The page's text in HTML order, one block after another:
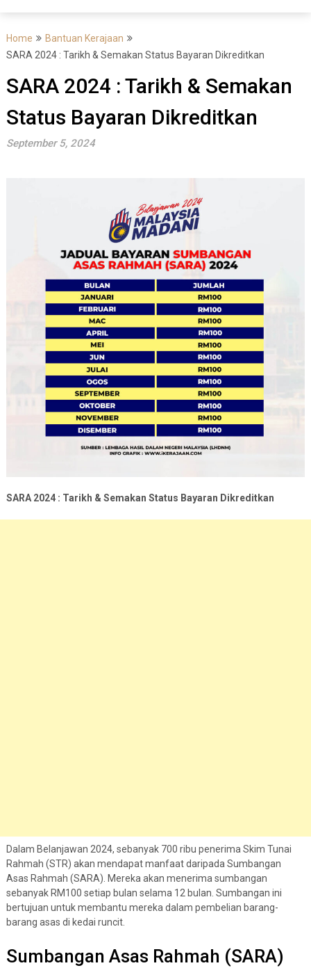
Home
Bantuan Kerajaan
SARA 2024 : Tarikh & Semakan Status Bayaran Dikreditkan
SARA 2024 : Tarikh & Semakan
Status Bayaran Dikreditkan
September 5, 2024
SARA 2024 : Tarikh & Semakan Status Bayaran Dikreditkan
Dalam Belanjawan 2024, sebanyak 700 ribu penerima Skim Tunai
Rahmah (STR) akan mendapat manfaat daripada Sumbangan
Asas Rahmah (SARA). Mereka akan menerima sumbangan
sebanyak RM100 setiap bulan selama 12 bulan. Sumbangan ini
bertujuan untuk membantu mereka dalam pembelian barang-
barang asas di kedai runcit.
Sumbangan Asas Rahmah (SARA)